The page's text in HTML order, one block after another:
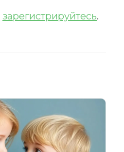
зарегистрируйтесь.